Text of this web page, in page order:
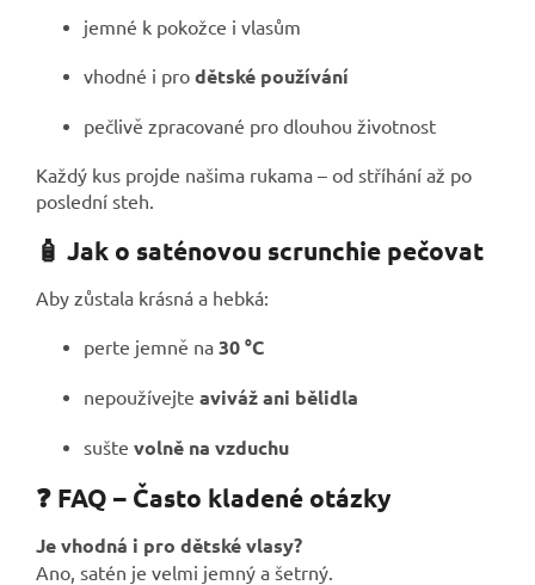
jemné k pokožce i vlasům
vhodné i pro dětské používání
pečlivě zpracované pro dlouhou životnost
Každý kus projde našima rukama – od stříhání až po
poslední steh.
🧴 Jak o saténovou scrunchie pečovat
Aby zůstala krásná a hebká:
perte jemně na 30 °C
nepoužívejte aviváž ani bělidla
sušte volně na vzduchu
❓ FAQ – Často kladené otázky
Je vhodná i pro dětské vlasy?
Ano, satén je velmi jemný a šetrný.